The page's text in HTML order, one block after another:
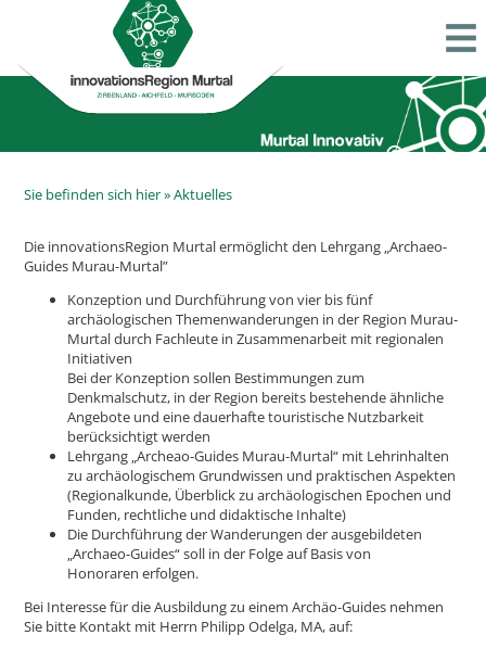
Sie befinden sich hier »Aktuelles
Die innovationsRegion Murtal ermöglicht den Lehrgang „Archaeo-
Guides Murau-Murtal”
Konzeption und Durchführung von vier bis fünf
archäologischen Themenwanderungen in der Region Murau-
Murtal durch Fachleute in Zusammenarbeit mit regionalen
Initiativen
Bei der Konzeption sollen Bestimmungen zum
Denkmalschutz, in der Region bereits bestehende ähnliche
Angebote und eine dauerhafte touristische Nutzbarkeit
berücksichtigt werden
Lehrgang „Archeao-Guides Murau-Murtal“ mit Lehrinhalten
zu archäologischem Grundwissen und praktischen Aspekten
(Regionalkunde, Überblick zu archäologischen Epochen und
Funden, rechtliche und didaktische Inhalte)
Die Durchführung der Wanderungender ausgebildeten
„Archaeo-Guides“soll in der Folge auf Basis von
Honoraren erfolgen.
Bei Interesse für die Ausbildung zu einem Archäo-Guides nehmen
Sie bitte Kontakt mit Herrn Philipp Odelga, MA, auf: